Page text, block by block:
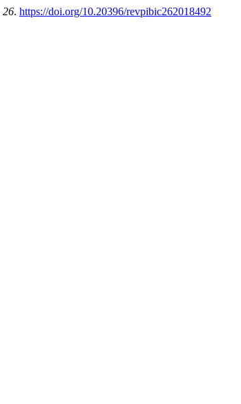
26. https://doi.org/10.20396/revpibic262018492